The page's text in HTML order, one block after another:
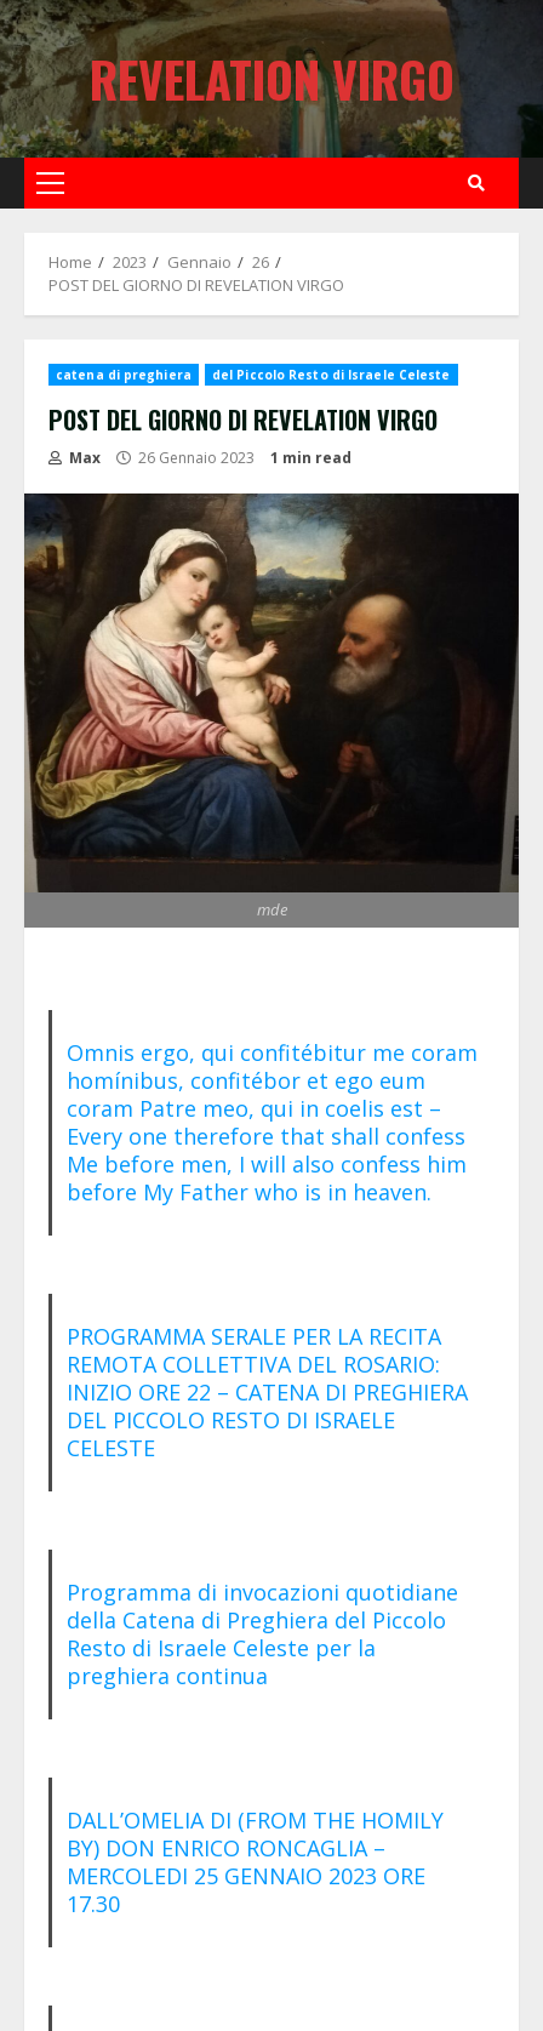
Skip
to
content
REVELATION VIRGO
Primary
Home 2023 Gennaio
26
POST DEL GIORNO DI REVELATION VIRGO
catena di preghiera del Piccolo Resto di Israele Celeste
POST DEL GIORNO DI REVELATION VIRGO
Max 26 Gennaio 2023 1 min read
mde
Omnis ergo, qui confitébitur me coram
homínibus, confitébor et ego eum
coram Patre meo, qui in coelis est –
Every one therefore that shall confess
Me before men, I will also confess him
before My Father who is in heaven.
PROGRAMMA SERALE PER LA RECITA
REMOTA COLLETTIVA DEL ROSARIO:
INIZIO ORE 22 – CATENA DI PREGHIERA
DEL PICCOLO RESTO DI ISRAELE
CELESTE
Programma di invocazioni quotidiane
della Catena di Preghiera del Piccolo
Resto di Israele Celeste per la
preghiera continua
DALL’OMELIA DI (FROM THE HOMILY
BY) DON ENRICO RONCAGLIA –
MERCOLEDI 25 GENNAIO 2023 ORE
17.30